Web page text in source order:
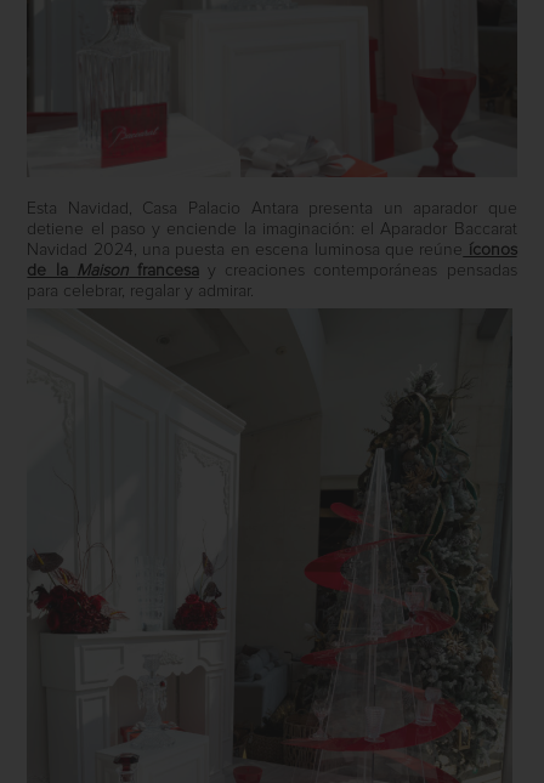
Esta Navidad, Casa Palacio Antara presenta un aparador que
detiene el paso y enciende la imaginación: el Aparador Baccarat
Navidad 2024, una puesta en escena luminosa que reúne íconos
de la Maisonfrancesay creaciones contemporáneas pensadas
para celebrar, regalar y admirar.